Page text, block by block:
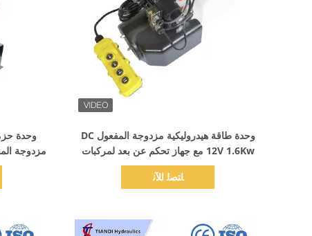
وحدة طاقة هيدروليكية مزدوجة المفعول DC
12V 1.6Kw مع جهاز تحكم عن بعد لمركبات
الصرف الصحي والمركبات الزراعية
ﺎﺘﺼﻟ ﺍﻶﻧ